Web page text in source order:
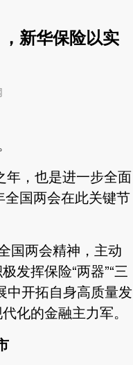
新华保险以实
年，也是进一步全面
国两会在此关键节
国两会精神，主动
发挥保险“两器”“三
中开拓自身高质量发
化的金融主力军。